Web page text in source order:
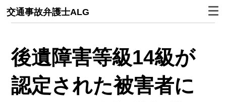
交通事故弁護士ALG
後遺障害等級14級が
認定された被害者に